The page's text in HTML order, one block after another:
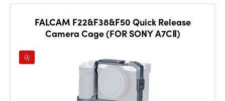
FALCAM F22&F38&F50 Quick Release
Camera Cage (FOR SONY A7CⅡ)
Új